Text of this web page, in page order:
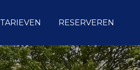
TARIEVEN RESERVEREN